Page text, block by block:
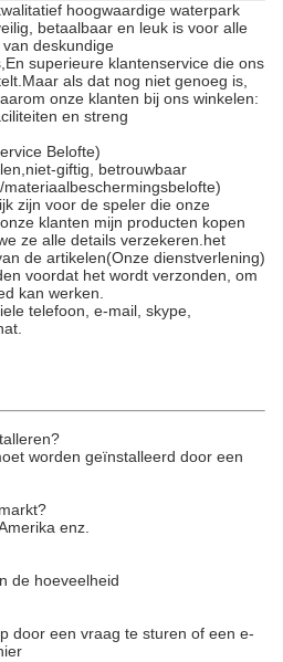
hoogwaardige waterpark
betaalbaar en leuk is voor alle
deskundige
superieure klantenservice die ons
als dat nog niet genoeg is,
onze klanten bij ons winkelen:
en streng
Belofte)
giftig, betrouwbaar
zijn voor de speler die onze
klanten mijn producten kopen
ze alle details verzekeren.het
de artikelen(Onze dienstverlening)
voordat het wordt verzonden, om
kan werken.
telefoon, e-mail, skype,
worden geïnstalleerd door een
enz.
de hoeveelheid
door een vraag te sturen of een e-